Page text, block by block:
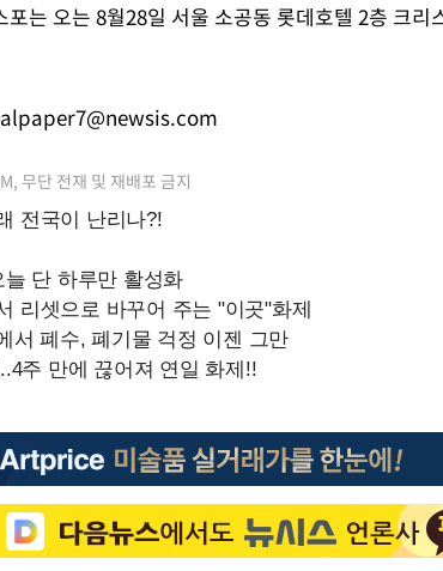
포는 오는 8월28일 서울 소공동 롯데호텔 2층 크리
무단 전재 및 재배포 금지